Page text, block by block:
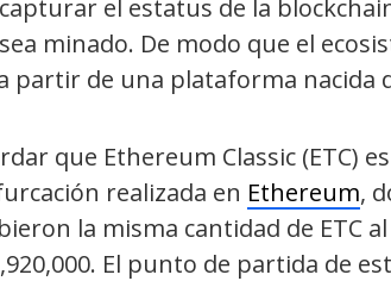
el estatus de la
minado. De modo que el
partir de una plataforma
que Ethereum Classic (ETC)
realizada en Ethereum,
la misma cantidad de ETC
El punto de partida de